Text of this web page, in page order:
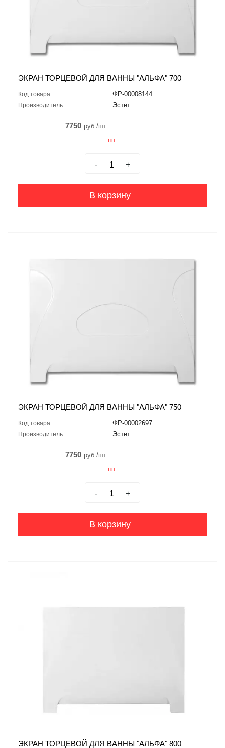
ЭКРАН ТОРЦЕВОЙ ДЛЯ ВАННЫ "АЛЬФА" 700
Код товара ФР-00008144
Производитель Эстет
7750 руб./шт.
шт.
- +
В корзину
ЭКРАН ТОРЦЕВОЙ ДЛЯ ВАННЫ "АЛЬФА" 750
Код товара ФР-00002697
Производитель Эстет
7750 руб./шт.
шт.
- +
В корзину
ЭКРАН ТОРЦЕВОЙ ДЛЯ ВАННЫ "АЛЬФА" 800